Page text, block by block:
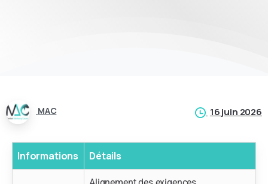
MAC 16 juin 2026
Informations Détails